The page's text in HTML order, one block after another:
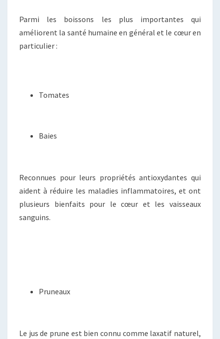
Parmi les boissons les plus importantes qui
améliorent la santé humaine en général et le cœur en
particulier :
Tomates
Baies
Reconnues pour leurs propriétés antioxydantes qui
aident à réduire les maladies inflammatoires, et ont
plusieurs bienfaits pour le cœur et les vaisseaux
sanguins.
Pruneaux
Le jus de prune est bien connu comme laxatif naturel,